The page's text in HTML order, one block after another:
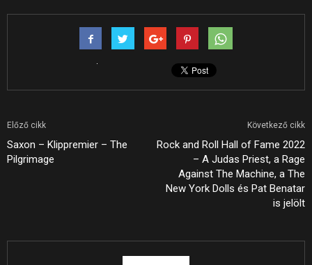
Előző cikk
Saxon – Klippremier – The
Pilgrimage
Következő cikk
Rock and Roll Hall of Fame 2022
– A Judas Priest, a Rage
Against The Machine, a The
New York Dolls és Pat Benatar
is jelölt